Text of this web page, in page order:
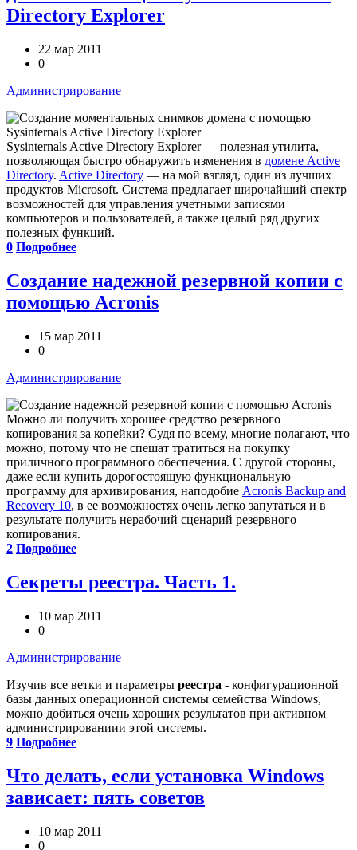
Directory Explorer
22 мар 2011
0
Администрирование
Sysinternals Active Directory Explorer — полезная утилита,
позволяющая быстро обнаружить изменения в домене Active
Directory. Active Directory — на мой взгляд, один из лучших
продуктов Microsoft. Система предлагает широчайший спектр
возможностей для управления учетными записями
компьютеров и пользователей, а также целый ряд других
полезных функций.
0 Подробнее
Создание надежной резервной копии с
помощью Acronis
15 мар 2011
0
Администрирование
Можно ли получить хорошее средство резервного
копирования за копейки? Судя по всему, многие полагают, что
можно, потому что не спешат тратиться на покупку
приличного программного обеспечения. С другой стороны,
даже если купить дорогостоящую функциональную
программу для архивирования, наподобие Acronis Backup and
Recovery 10, в ее возможностях очень легко запутаться и в
результате получить нерабочий сценарий резервного
копирования.
2 Подробнее
Секреты реестра. Часть 1.
10 мар 2011
0
Администрирование
Изучив все ветки и параметры реестра - конфигурационной
базы данных операционной системы семейства Windows,
можно добиться очень хороших результатов при активном
администрированиии этой системы.
9 Подробнее
Что делать, если установка Windows
зависает: пять советов
10 мар 2011
0